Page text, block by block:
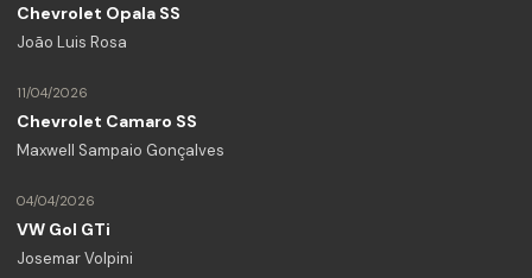
Chevrolet Opala SS
João Luis Rosa
11/04/2026
Chevrolet Camaro SS
Maxwell Sampaio Gonçalves
04/04/2026
VW Gol GTi
Josemar Volpini